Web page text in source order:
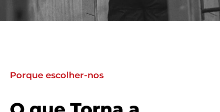
Porque escolher-nos